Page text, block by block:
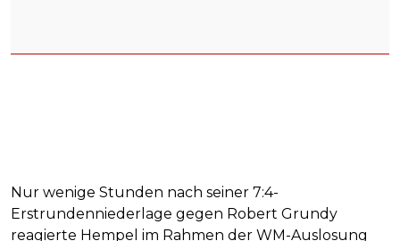
Nur wenige Stunden nach seiner 7:4-
Erstrundenniederlage gegen Robert Grundy
reagierte Hempel im Rahmen der WM-Auslosung